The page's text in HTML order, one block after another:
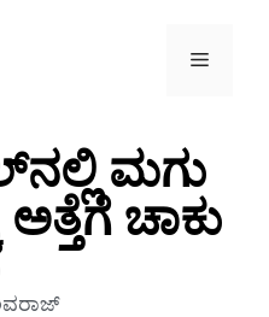
ಮಗು
ಚಾಕು